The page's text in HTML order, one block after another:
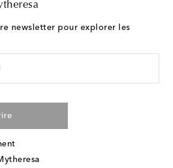
newsletter pour explorer les